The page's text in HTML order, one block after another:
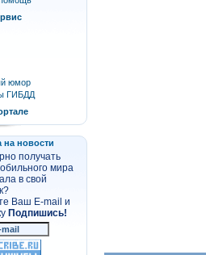
юмор
ГИБДД
на новости
получать
мира
в свой
Ваш E-mail и
Подпишись!